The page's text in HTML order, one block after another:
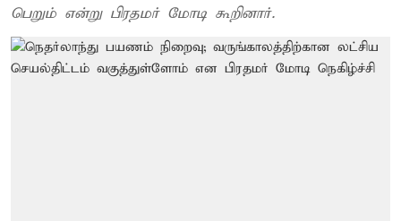
பெறும் என்று பிரதமர் மோடி கூறினார்.